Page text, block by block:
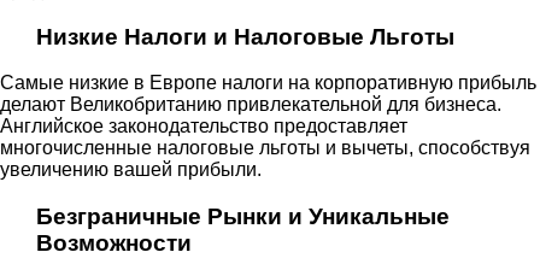
Низкие Налоги и Налоговые Льготы
Самые низкие в Европе налоги на корпоративную прибыль
делают Великобританию привлекательной для бизнеса.
Английское законодательство предоставляет
многочисленные налоговые льготы и вычеты, способствуя
увеличению вашей прибыли.
Безграничные Рынки и Уникальные
Возможности